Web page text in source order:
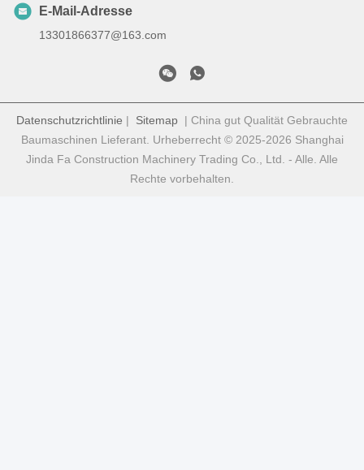
E-Mail-Adresse
13301866377@163.com
Datenschutzrichtlinie | Sitemap | China gut Qualität Gebrauchte
Baumaschinen Lieferant. Urheberrecht © 2025-2026 Shanghai
Jinda Fa Construction Machinery Trading Co., Ltd. - Alle. Alle
Rechte vorbehalten.